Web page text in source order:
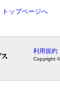
ップページへ
利用規約
Copyright